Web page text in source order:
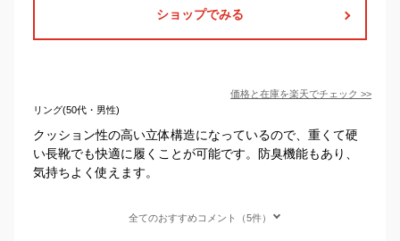
ショップでみる
価格と在庫を楽天でチェック >>
リング(50代・男性)
クッション性の高い立体構造になっているので、重くて硬
い長靴でも快適に履くことが可能です。防臭機能もあり、
気持ちよく使えます。
全てのおすすめコメント（5件）